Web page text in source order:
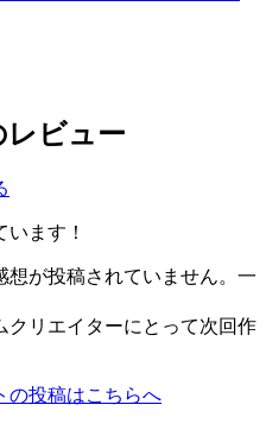
レビュー
ます！
想が投稿されていません。一
クリエイターにとって次回作
の投稿はこちらへ